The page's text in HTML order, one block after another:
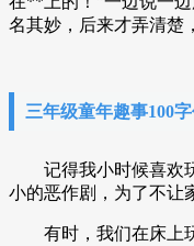
名其妙，后来才弄清楚
三年级童年趣事100
记得我小时候喜欢玩
小的恶作剧，为了不让
有时，我们在床上玩